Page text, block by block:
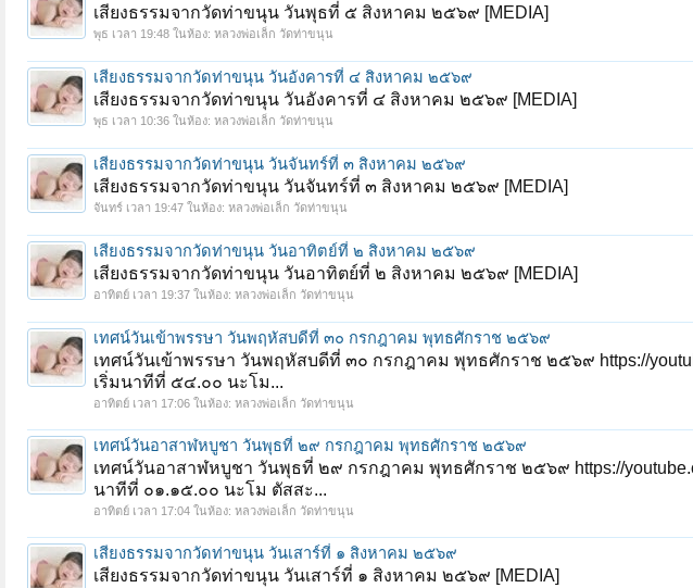
เสียงธรรมจากวัดท่าขนุน วันพุธที่ ๕ สิงหาคม ๒๕๖๙ [MEDIA]
พุธ เวลา 19:48 ในห้อง: หลวงพ่อเล็ก วัดท่าขนุน
เสียงธรรมจากวัดท่าขนุน วันอังคารที่ ๔ สิงหาคม ๒๕๖๙
เสียงธรรมจากวัดท่าขนุน วันอังคารที่ ๔ สิงหาคม ๒๕๖๙ [MEDIA]
พุธ เวลา 10:36 ในห้อง: หลวงพ่อเล็ก วัดท่าขนุน
เสียงธรรมจากวัดท่าขนุน วันจันทร์ที่ ๓ สิงหาคม ๒๕๖๙
เสียงธรรมจากวัดท่าขนุน วันจันทร์ที่ ๓ สิงหาคม ๒๕๖๙ [MEDIA]
จันทร์ เวลา 19:47 ในห้อง: หลวงพ่อเล็ก วัดท่าขนุน
เสียงธรรมจากวัดท่าขนุน วันอาทิตย์ที่ ๒ สิงหาคม ๒๕๖๙
เสียงธรรมจากวัดท่าขนุน วันอาทิตย์ที่ ๒ สิงหาคม ๒๕๖๙ [MEDIA]
อาทิตย์ เวลา 19:37 ในห้อง: หลวงพ่อเล็ก วัดท่าขนุน
เทศน์วันเข้าพรรษา วันพฤหัสบดีที่ ๓๐ กรกฎาคม พุทธศักราช ๒๕๖๙
เทศน์วันเข้าพรรษา วันพฤหัสบดีที่ ๓๐ กรกฎาคม พุทธศักราช ๒๕๖๙ https://
เริ่มนาทีที่ ๕๔.๐๐ นะโม...
อาทิตย์ เวลา 17:06 ในห้อง: หลวงพ่อเล็ก วัดท่าขนุน
เทศน์วันอาสาฬหบูชา วันพุธที่ ๒๙ กรกฎาคม พุทธศักราช ๒๕๖๙
เทศน์วันอาสาฬหบูชา วันพุธที่ ๒๙ กรกฎาคม พุทธศักราช ๒๕๖๙ https://
นาทีที่ ๐๑.๑๕.๐๐ นะโม ตัสสะ...
อาทิตย์ เวลา 17:04 ในห้อง: หลวงพ่อเล็ก วัดท่าขนุน
เสียงธรรมจากวัดท่าขนุน วันเสาร์ที่ ๑ สิงหาคม ๒๕๖๙
เสียงธรรมจากวัดท่าขนุน วันเสาร์ที่ ๑ สิงหาคม ๒๕๖๙ [MEDIA]